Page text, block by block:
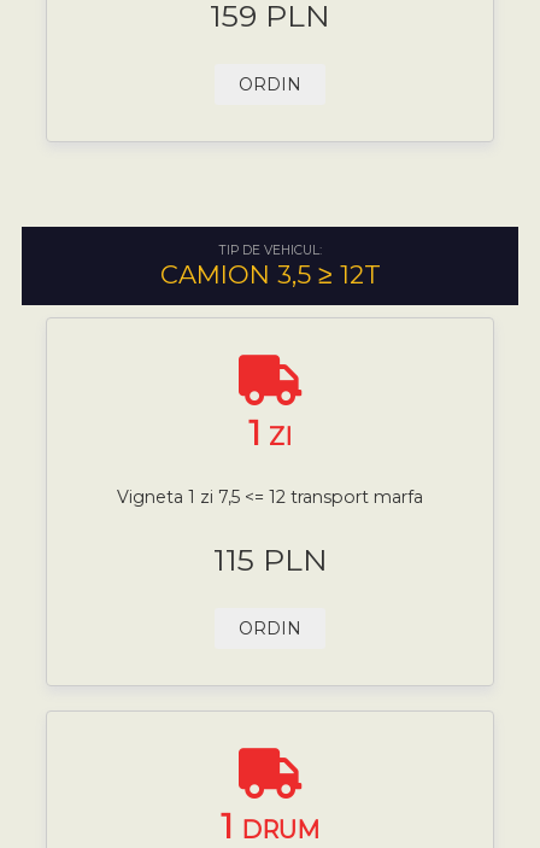
159 PLN
ORDIN
TIP DE VEHICUL:
CAMION 3,5 ≥ 12T
1 ZI
Vigneta 1 zi 7,5 <= 12 transport marfa
115 PLN
ORDIN
1 DRUM